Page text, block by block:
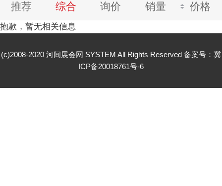
推荐 综合 询价 销量 价格
抱歉，暂无相关信息
(c)2008-2020 河间展会网 SYSTEM All Rights Reserved 备案号： 冀
ICP备20018761号-6